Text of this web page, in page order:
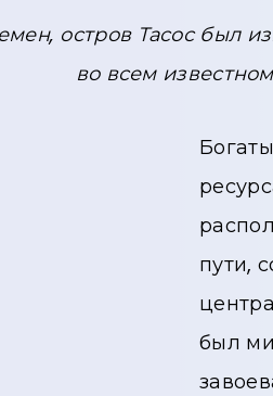
остров Тасос был
во всем
пути,
был